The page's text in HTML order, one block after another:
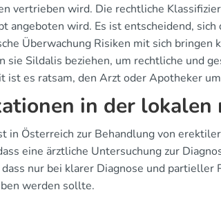
vertrieben wird. Die rechtliche
angeboten wird. Es ist entscheidend,
Überwachung Risiken mit sich
sie Sildalis beziehen, um rechtliche und
ist es ratsam, den Arzt oder Apotheker
in der lokalen
in Österreich zur Behandlung von
eine ärztliche Untersuchung zur
nur bei klarer Diagnose und
werden sollte.